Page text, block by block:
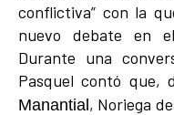
conflictiva” con la
nuevo debate en
Durante una
Pasquel contó que,
Manantial, Noriega